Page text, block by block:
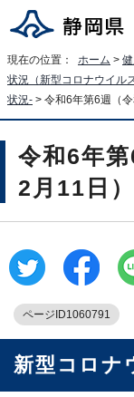
現在の位置： ホーム >
状況（新型コロナウイル
状況- > 令和6年第6週（
令和6年
2月11日
ページID1060791
新型コロナ